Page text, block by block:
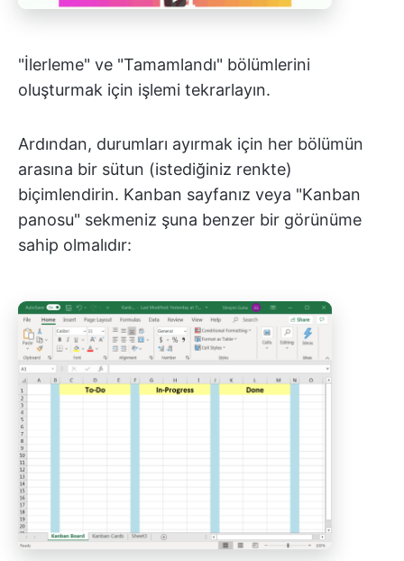
"İlerleme" ve "Tamamlandı" bölümlerini
oluşturmak için işlemi tekrarlayın.
Ardından, durumları ayırmak için her bölümün
arasına bir sütun (istediğiniz renkte)
biçimlendirin. Kanban sayfanız veya "Kanban
panosu" sekmeniz şuna benzer bir görünüme
sahip olmalıdır: